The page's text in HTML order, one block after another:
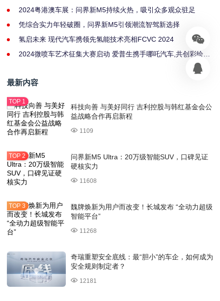
2024粤港澳车展：问界新M5持续火热，吸引众多观众驻足
凭综合实力年轻破圈，问界新M5引领潮流智驾新选择
氢启未来 现代汽车携领先氢能技术亮相FCVC 2024
2024微喷车艺术征集大赛启动 爱普生携手哪吒汽车,共创彩绘车
最新内容
科技向善 与美好同行 吉利控股与韩红基金会公
益战略合作再启新程
1109
问界新M5 Ultra：20万级智能SUV，口碑见证
硬核实力
11608
魏牌焕新为用户而改变！长城发布 “全动力超级
智能平台”
11268
奇瑞重塑安全底线：最“胆小”的车企，如何成为
安全规则制定者？
12181